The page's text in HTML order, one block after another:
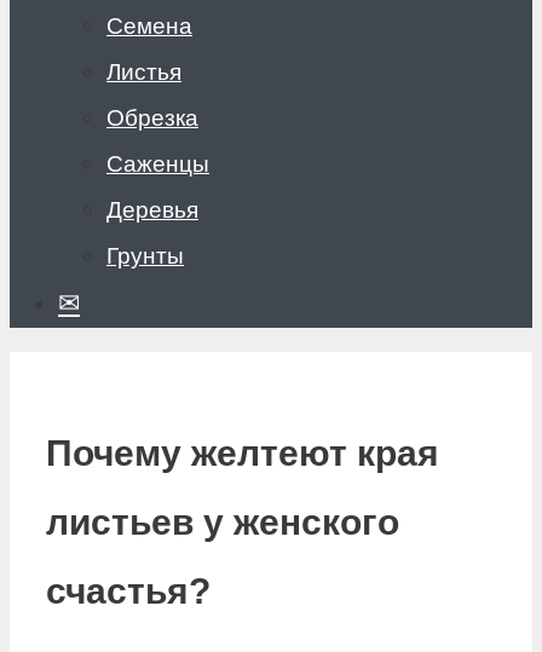
Семена
Листья
Обрезка
Саженцы
Деревья
Грунты
✉
Почему желтеют края
листьев у женского
счастья?